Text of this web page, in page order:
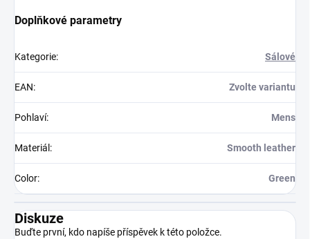
Doplňkové parametry
Kategorie: Sálové
EAN: Zvolte variantu
Pohlaví: Mens
Materiál : Smooth leather
Color: Green
Diskuze
Buďte první, kdo napíše příspěvek k této položce.